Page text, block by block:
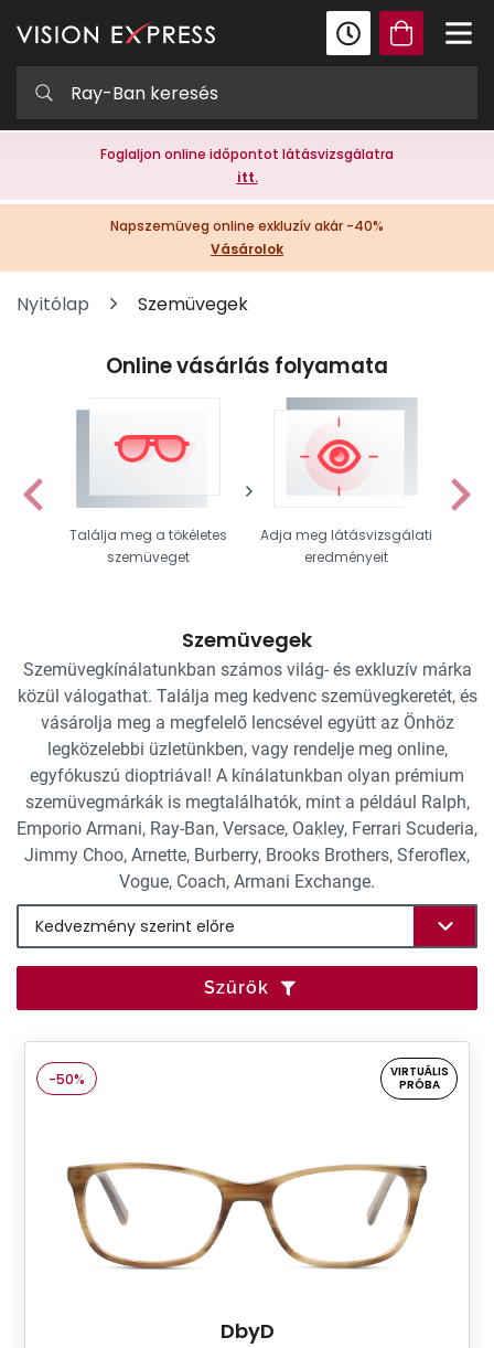
Foglaljon online időpontot látásvizsgálatra
itt.
Napszemüveg online exkluzív akár -40%
Vásárolok
Nyitólap Szemüvegek
Online vásárlás folyamata
Találja meg a tökéletes
szemüveget
Adja meg látásvizsgálati
eredményeit
Szemüvegek
Szemüvegkínálatunkban számos világ- és exkluzív márka
közül válogathat. Találja meg kedvenc szemüvegkeretét, és
vásárolja meg a megfelelő lencsével együtt az Önhöz
legközelebbi üzletünkben, vagy rendelje meg online,
egyfókuszú dioptriával! A kínálatunkban olyan prémium
szemüvegmárkák is megtalálhatók, mint a például Ralph,
Emporio Armani, Ray-Ban, Versace, Oakley, Ferrari Scuderia,
Jimmy Choo, Arnette, Burberry, Brooks Brothers, Sferoflex,
Vogue, Coach, Armani Exchange.
Szűrők
-50%
VIRTUÁLIS
PRÓBA
DbyD